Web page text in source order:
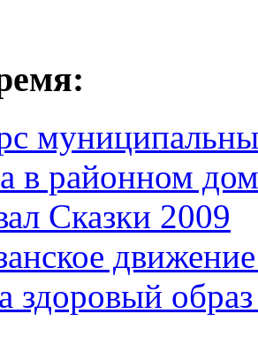
в районном
Сказки 2009
здоровый